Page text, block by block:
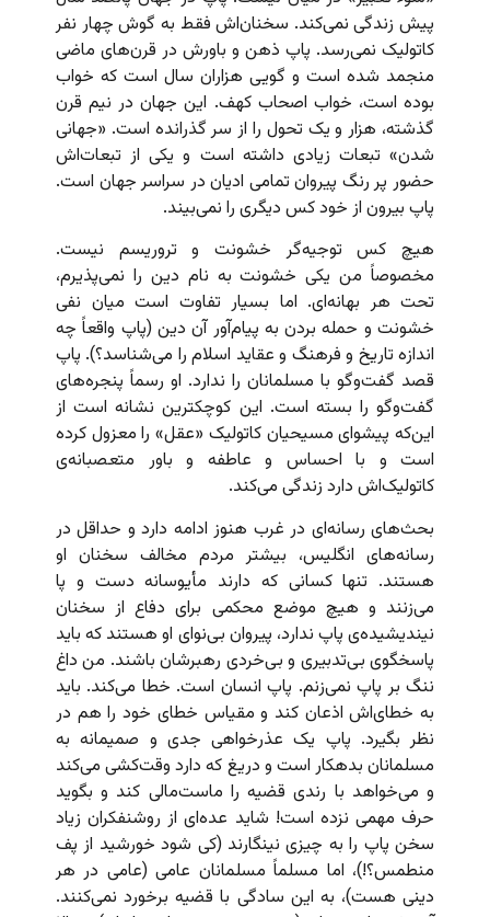
پیش زندگی نمی‌کند. سخنان‌اش فقط به گوش چهار نفر
کاتولیک نمی‌رسد. پاپ ذهن و باورش در قرن‌های ماضی
منجمد شده است و گویی هزاران سال است که خواب
بوده است، خواب اصحاب کهف. این جهان در نیم قرن
گذشته، هزار و یک تحول را از سر گذرانده است. «جهانی
شدن» تبعات زیادی داشته است و یکی از تبعات‌اش
حضور پر رنگ پیروان تمامی ادیان در سراسر جهان است.
پاپ بیرون از خود کس دیگری را نمی‌بیند.
هیچ کس توجیه‌گر خشونت و تروریسم نیست.
مخصوصاً من یکی خشونت به نام دین را نمی‌پذیرم،
تحت هر بهانه‌ای. اما بسیار تفاوت است میان نفی
خشونت و حمله بردن به پیام‌آور آن دین (پاپ واقعاً‌ چه
اندازه تاریخ و فرهنگ و عقاید اسلام را می‌شناسد؟). پاپ
قصد گفت‌وگو با مسلمانان را ندارد. او رسماً پنجره‌های
گفت‌وگو را بسته است. این کوچکترین نشانه است از
این‌که پیشوای مسیحیان کاتولیک «عقل» را معزول کرده
است و با احساس و عاطفه و باور متعصبانه‌ی
کاتولیک‌اش دارد زندگی می‌کند.
بحث‌های رسانه‌ای در غرب هنوز ادامه دارد و حداقل در
رسانه‌های انگلیس، بیشتر مردم مخالف سخنان او
هستند. تنها کسانی که دارند مأیوسانه دست و پا
می‌زنند و هیچ موضع محکمی برای دفاع از سخنان
نیندیشیده‌ی پاپ ندارد، پیروان بی‌نوای او هستند که باید
پاسخگوی بی‌تدبیری و بی‌خردی رهبرشان باشند. من داغ
ننگ بر پاپ نمی‌زنم. پاپ انسان است. خطا می‌کند. باید
به خطای‌اش اذعان کند و مقیاس خطای خود را هم در
نظر بگیرد. پاپ یک عذرخواهی جدی و صمیمانه به
مسلمانان بدهکار است و دریغ که دارد وقت‌کشی می‌کند
و می‌خواهد با رندی قضیه را ماست‌مالی کند و بگوید
حرف مهمی نزده است! شاید عده‌‌ای از روشنفکران زیاد
سخن پاپ را به چیزی نینگارند (کی شود خورشید از پف
منطمس؟!)، اما مسلماً مسلمانان عامی (عامی در هر
دینی هست)، به این سادگی با قضیه برخورد نمی‌کنند.